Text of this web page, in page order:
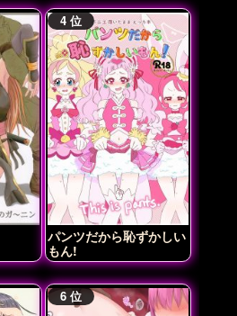
パンツだから恥ずかしい
もん!